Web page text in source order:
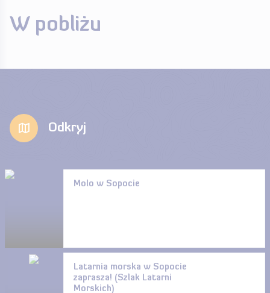
W pobliżu
Odkryj
Molo w Sopocie
Latarnia morska w Sopocie
zaprasza! (Szlak Latarni
Morskich)